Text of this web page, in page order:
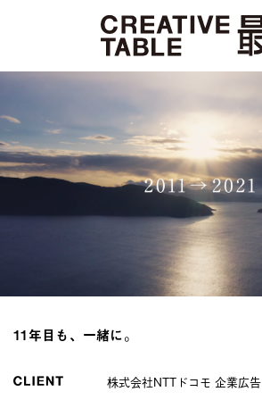
11年目も、一緒に。
株式会社NTTドコモ 企業広告